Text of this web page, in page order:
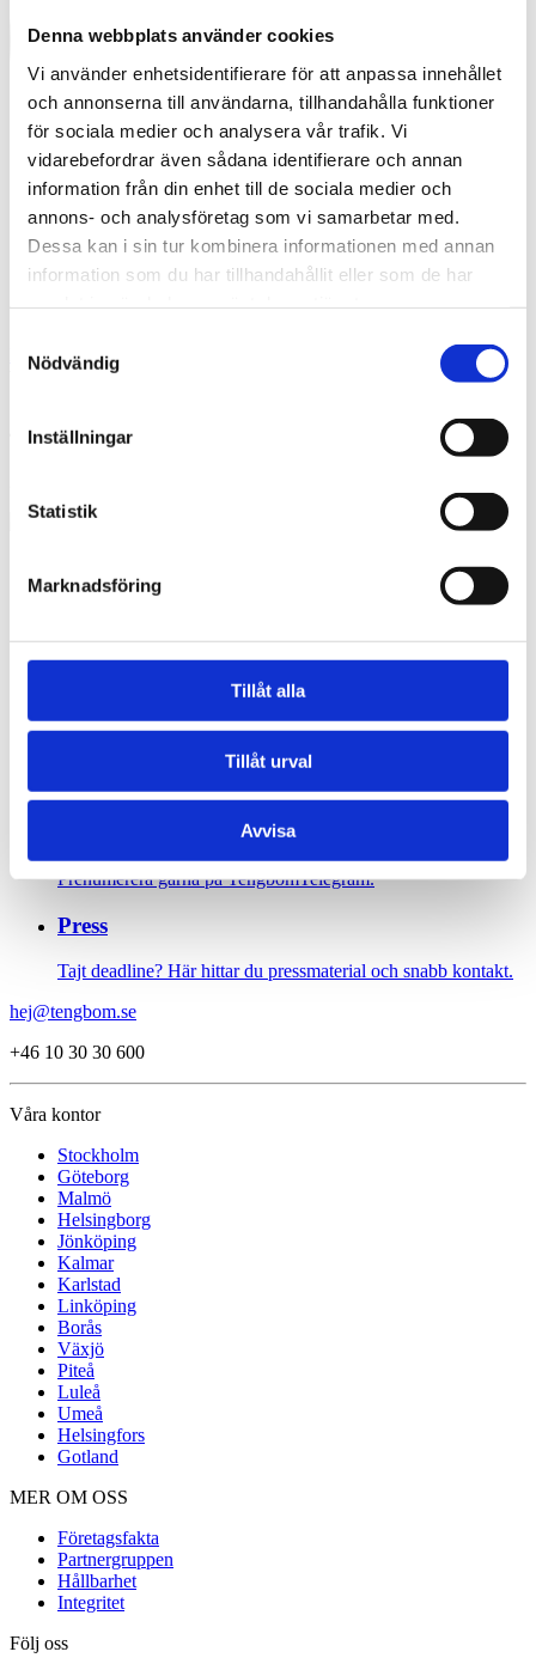
Denna webbplats använder cookies
Vi använder enhetsidentifierare för att anpassa innehållet
och annonserna till användarna, tillhandahålla funktioner
för sociala medier och analysera vår trafik. Vi
vidarebefordrar även sådana identifierare och annan
information från din enhet till de sociala medier och
annons- och analysföretag som vi samarbetar med.
Dessa kan i sin tur kombinera informationen med annan
information som du har tillhandahållit eller som de har
Nödvändig
Inställningar
Statistik
Marknadsföring
Tillåt alla
Tillåt urval
Avvisa
English
What are you looking for?
Sök
42
Sidfot
Jobba hos oss
På Tengbom letar vi alltid efter människor som vill flytta
gränser med oss. Hör av dig!
Prenumerera gärna på TengbomTelegram.
Press
Tajt deadline? Här hittar du pressmaterial och snabb kontakt.
hej@tengbom.se
+46 10 30 30 600
Våra kontor
Stockholm
Göteborg
Malmö
Helsingborg
Jönköping
Kalmar
Karlstad
Linköping
Borås
Växjö
Piteå
Luleå
Umeå
Helsingfors
Gotland
MER OM OSS
Företagsfakta
Partnergruppen
Hållbarhet
Integritet
Följ oss